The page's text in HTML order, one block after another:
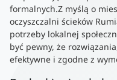
formalnych.Z myślą o
oczyszczalni ścieków
potrzeby lokalnej
być pewny, że
efektywne i zgodne z